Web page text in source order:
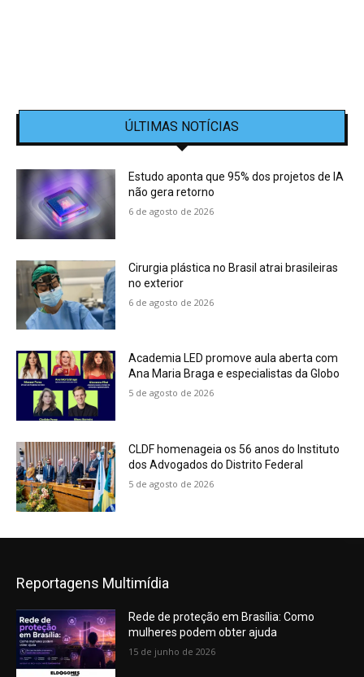
ÚLTIMAS NOTÍCIAS
Estudo aponta que 95% dos projetos de IA
não gera retorno
6 de agosto de 2026
Cirurgia plástica no Brasil atrai brasileiras
no exterior
6 de agosto de 2026
Academia LED promove aula aberta com
Ana Maria Braga e especialistas da Globo
5 de agosto de 2026
CLDF homenageia os 56 anos do Instituto
dos Advogados do Distrito Federal
5 de agosto de 2026
Reportagens Multimídia
Rede de proteção em Brasília: Como
mulheres podem obter ajuda
15 de junho de 2026